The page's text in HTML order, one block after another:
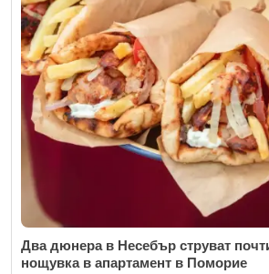
Два дюнера в Несебър струват
нощувка в апартамент в Поморие